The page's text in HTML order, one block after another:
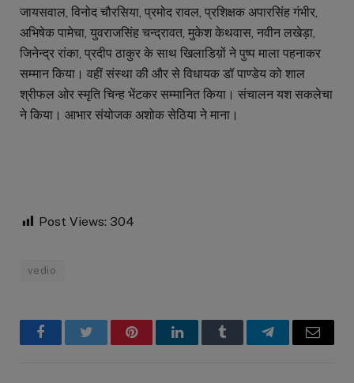
जायसवाल, विनोद चौरसिया, प्रमोद रावल, प्रशिक्षक अपारसिंह गंभीर,
अभिषेक पामेचा, युवराजसिंह चन्द्रावत, मुकेश केथवास, नवीन लखेड़ा,
जिनेन्द्र रांका, प्रदीप ठाकुर के साथ खिलाडिय़ों ने पुष्प माला पहनाकर
सम्मान किया। वहीं संस्था की और से विधायक डॉ पाण्डेय को शाल
श्रीफल ओर स्मृति चिन्ह भेंटकर सम्मानित किया। संचालन यश सकलेचा
ने किया। आभार संयोजक अशोक सेठिया ने माना।
Post Views: 304
vedio
FacebookTwitter PinterestLinkedInTumblr TelegramEmail